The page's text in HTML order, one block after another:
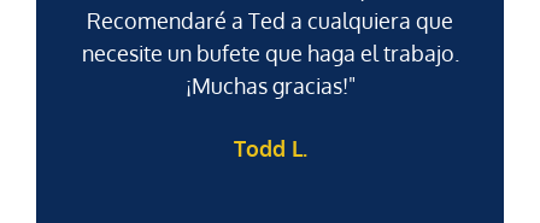
Recomendaré a Ted a cualquiera que
necesite un bufete que haga el trabajo.
¡Muchas gracias!"
Todd L.